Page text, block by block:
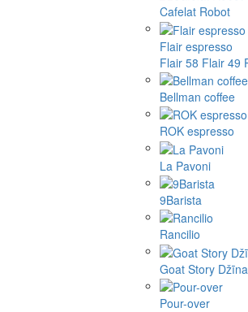
Cafelat Robot
Flair espresso
Flair 58 Flair 49
Bellman coffee
ROK espresso
La Pavoni
9Barista
Rancilio
Goat Story Džīna
Pour-over